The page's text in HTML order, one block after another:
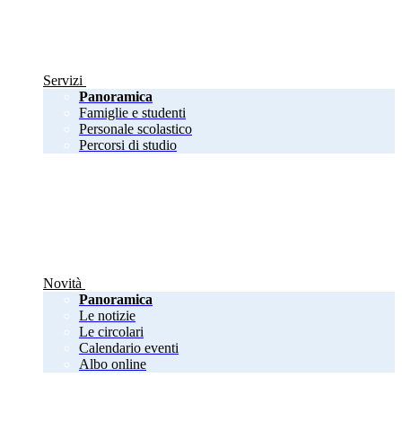
Servizi
Panoramica
Famiglie e studenti
Personale scolastico
Percorsi di studio
Novità
Panoramica
Le notizie
Le circolari
Calendario eventi
Albo online